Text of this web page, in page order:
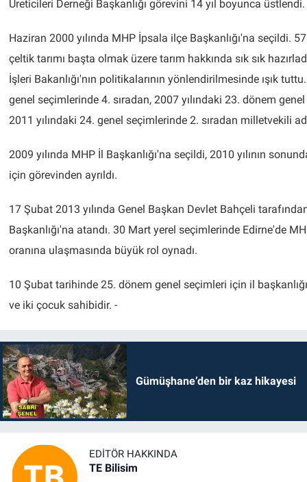
Üreticileri Derneği Başkanlığı görevini 14 yıl boyunca üstlendi.
Haziran 2000 yılında MHP İpsala ilçe Başkanlığı'na seçildi.
çeltik tarımı başta olmak üzere tarım hakkında sık sık
İşleri Bakanlığı'nın politikalarının yönlendirilmesinde ışık
genel seçimlerinde 4. sıradan, 2007 yılındaki 23. dönem
2011 yılındaki 24. genel seçimlerinde 2. sıradan milletvekili
2009 yılında MHP İl Başkanlığı'na seçildi, 2010 yılının
için görevinden ayrıldı.
17 Şubat 2013 yılında Genel Başkan Devlet Bahçeli
Başkanlığı'na atandı. 30 Mart yerel seçimlerinde Edirne'de
oranına ulaşmasında büyük rol oynadı.
10 Şubat tarihinde 25. dönem genel seçimleri için il
ve iki çocuk sahibidir. -
Gümüşhane’den bir kaz hikayesi
EDITÖR HAKKINDA
TE Bilisim